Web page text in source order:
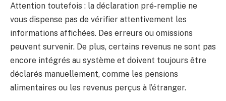
Attention toutefois : la déclaration pré-remplie ne
vous dispense pas de vérifier attentivement les
informations affichées. Des erreurs ou omissions
peuvent survenir. De plus, certains revenus ne sont pas
encore intégrés au système et doivent toujours être
déclarés manuellement, comme les pensions
alimentaires ou les revenus perçus à l’étranger.